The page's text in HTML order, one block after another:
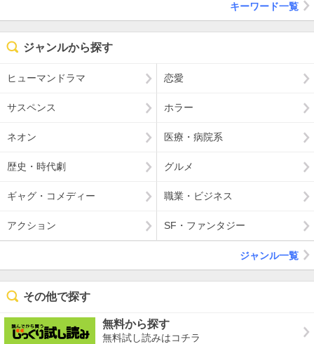
キーワード一覧
ジャンルから探す
ヒューマンドラマ 恋愛
サスペンス ホラー
ネオン 医療・病院系
歴史・時代劇 グルメ
ギャグ・コメディー 職業・ビジネス
アクション SF・ファンタジー
ジャンル一覧
その他で探す
無料から探す
無料試し読みはコチラ